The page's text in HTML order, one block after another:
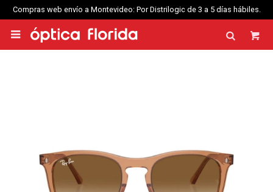
Compras web envío a Montevideo: Por Distrilogic de 3 a 5 días hábiles.
